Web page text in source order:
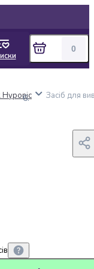
0
Hyponic Засіб для